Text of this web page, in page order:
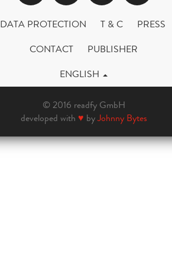
DATA PROTECTION T & C
PRESS
CONTACT
PUBLISHER
ENGLISH
© 2016 readfy GmbH
developed with ♥ byJohnny Bytes